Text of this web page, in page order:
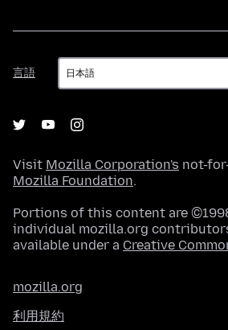
言語
言
語
Visit Mozilla Corporation's not-
Mozilla Foundation.
Portions of this content are
individual mozilla.org
available under a Creative
mozilla.org
利用規約